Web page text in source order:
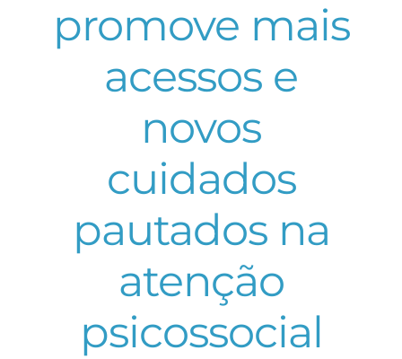
promove mais
acessos e
novos
cuidados
pautados na
atenção
psicossocial